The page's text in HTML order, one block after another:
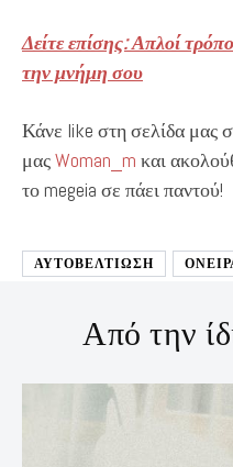
Δείτε επίσης: Απλοί
την μνήμη σου
Κάνε like στη σελίδα μας
μαςWoman_m και
το megeia σε πάει παντού!
ΑΥΤΟΒΕΛΤΊΩΣΗ
Από την